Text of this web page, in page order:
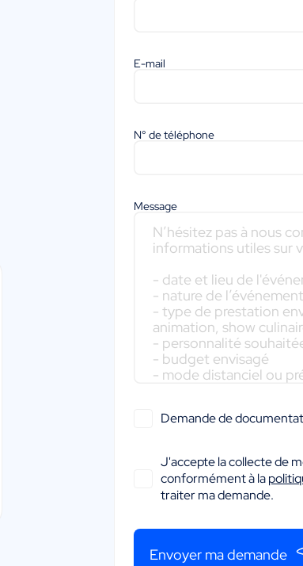
E-mail
N° de téléphone
Message
Demande de
J'accepte la collecte de
conformément à la
traiter ma demande.
Envoyer ma demande